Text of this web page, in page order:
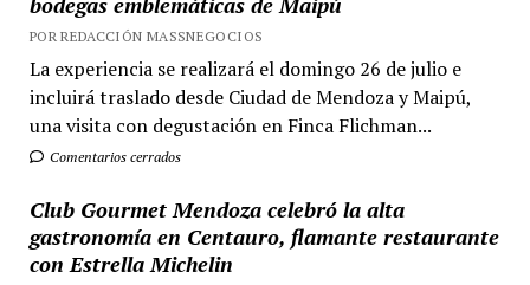
POR REDACCIÓN MASSNEGOCIOS
La experiencia se realizará el domingo 26 de julio e
incluirá traslado desde Ciudad de Mendoza y Maipú,
una visita con degustación en Finca Flichman...
Comentarios cerrados
Club Gourmet Mendoza celebró la alta
gastronomía en Centauro, flamante restaurante
con Estrella Michelin